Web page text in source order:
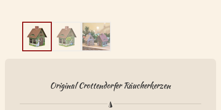
Original Crottendorfer Räucherkerzen